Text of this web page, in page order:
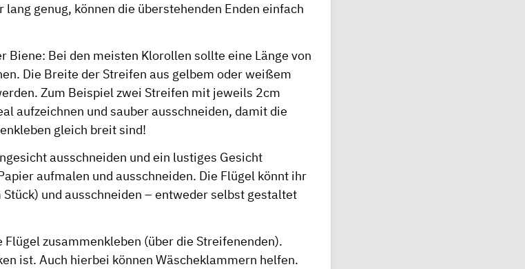
genug, können die überstehenden Enden einfach
Biene: Bei den meisten Klorollen sollte eine Länge von
Die Breite der Streifen aus gelbem oder weißem
Zum Beispiel zwei Streifen mit jeweils 2cm
aufzeichnen und sauber ausschneiden, damit die
gleich breit sind!
ausschneiden und ein lustiges Gesicht
aufmalen und ausschneiden. Die Flügel könnt ihr
und ausschneiden – entweder selbst gestaltet
Flügel zusammenkleben (über die Streifenenden).
ist. Auch hierbei können Wäscheklammern helfen.